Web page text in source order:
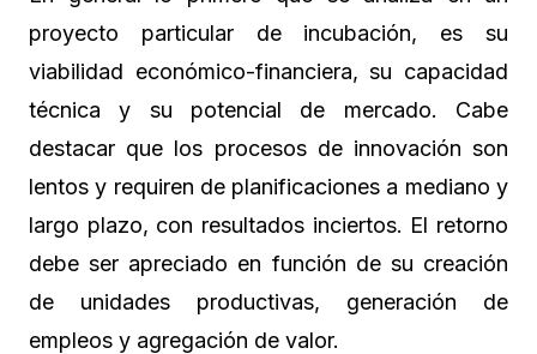
proyecto particular de incubación, es su
viabilidad económico-financiera, su capacidad
técnica y su potencial de mercado. Cabe
destacar que los procesos de innovación son
lentos y requiren de planificaciones a mediano y
largo plazo, con resultados inciertos. El retorno
debe ser apreciado en función de su creación
de unidades productivas, generación de
empleos y agregación de valor.